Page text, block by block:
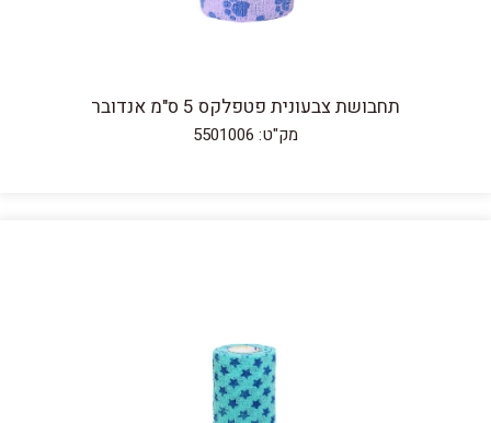
תחבושת צבעונית פטפלקס 5 ס"מ אנדובר
מק"ט: 5501006